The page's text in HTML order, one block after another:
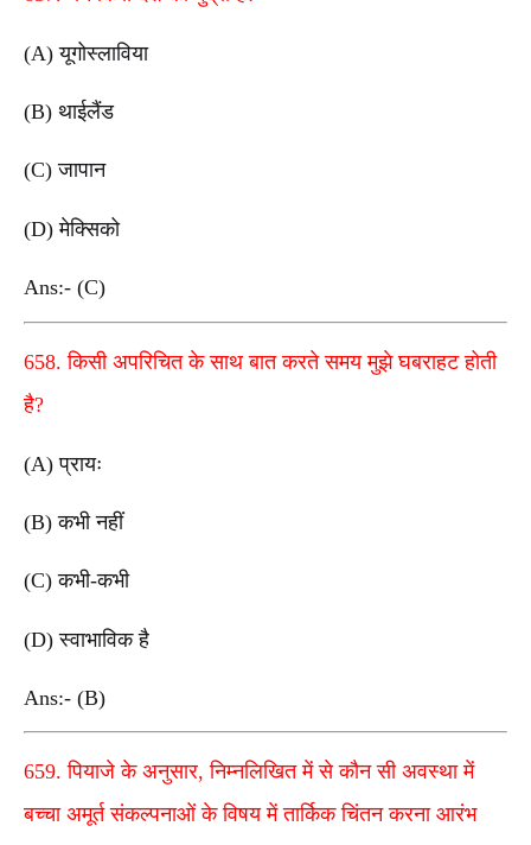
(A) यूगोस्लाविया
(B) थाईलैंड
(C) जापान
(D) मेक्सिको
Ans:- (C)
658. किसी अपरिचित के साथ बात करते समय मुझे घबराहट होती
है?
(A) प्रायः
(B) कभी नहीं
(C) कभी-कभी
(D) स्वाभाविक है
Ans:- (B)
659. पियाजे के अनुसार, निम्नलिखित में से कौन सी अवस्था में
बच्चा अमूर्त संकल्पनाओं के विषय में तार्किक चिंतन करना आरंभ